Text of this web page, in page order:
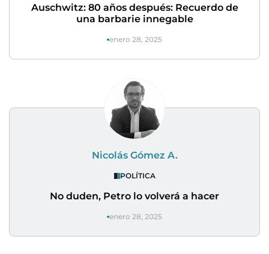
Auschwitz: 80 años después: Recuerdo de
una barbarie innegable
enero 28, 2025
Nicolás Gómez A.
POLÍTICA
No duden, Petro lo volverá a hacer
enero 28, 2025